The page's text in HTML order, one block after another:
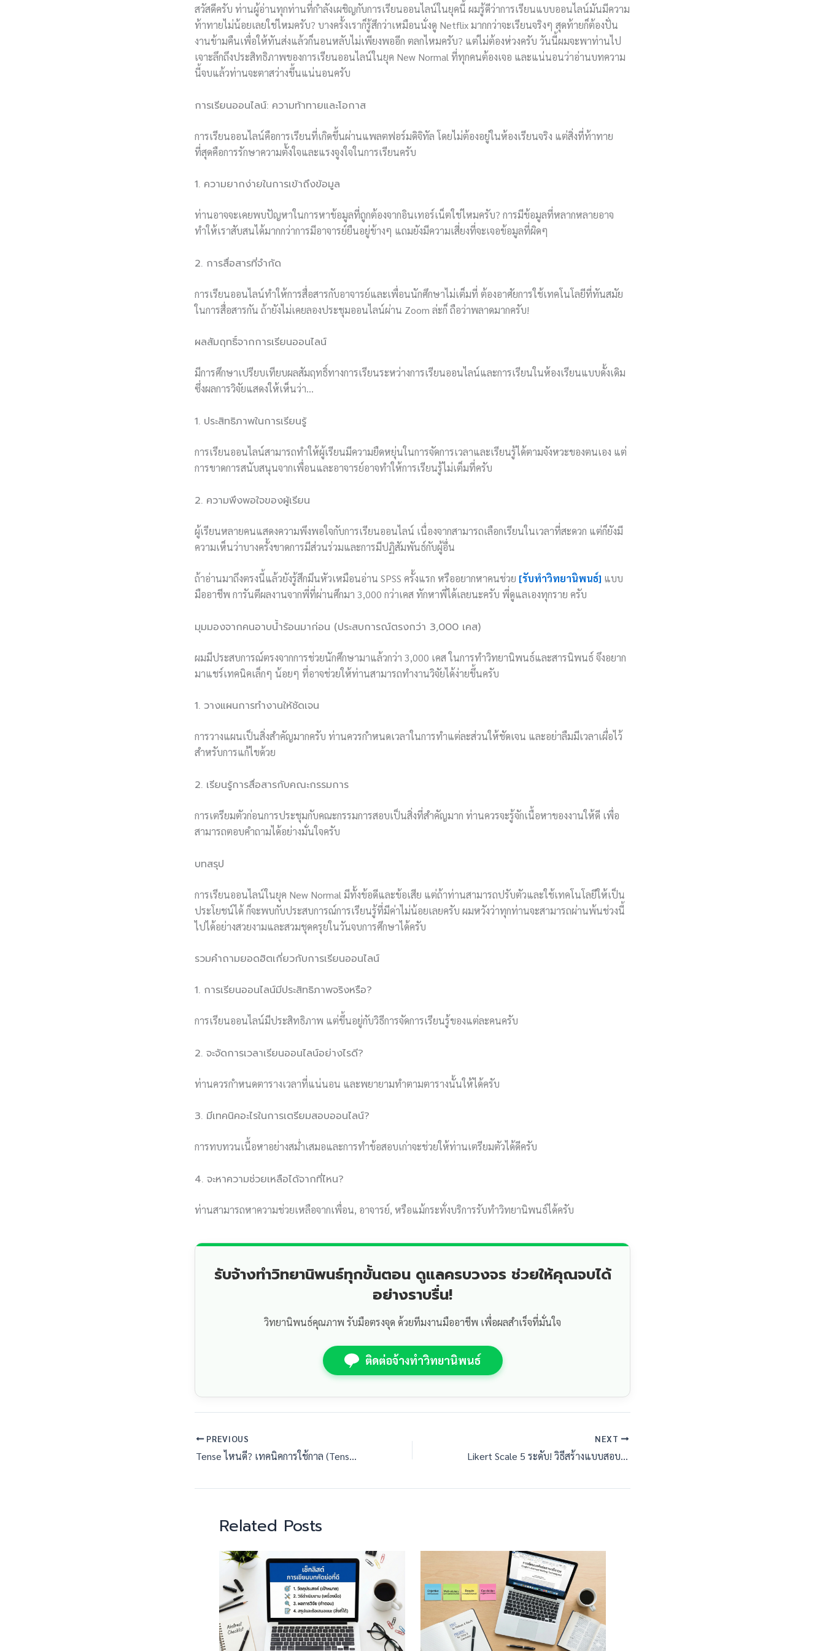
สวัสดีครับ ท่านผู้อ่านทุกท่านที่กำลังเผชิญกับการเรียนออนไลน์ในยุคนี้ ผมรู้ดีว่าการเรียนแบบออนไลน์มันมีความ
ท้าทายไม่น้อยเลยใช่ไหมครับ? บางครั้งเราก็รู้สึกว่าเหมือนนั่งดู Netflix มากกว่าจะเรียนจริงๆ สุดท้ายก็ต้องปั่น
งานข้ามคืนเพื่อให้ทันส่งแล้วก็นอนหลับไม่เพียงพออีก ตลกไหมครับ? แต่ไม่ต้องห่วงครับ วันนี้ผมจะพาท่านไป
เจาะลึกถึงประสิทธิภาพของการเรียนออนไลน์ในยุค New Normal ที่ทุกคนต้องเจอ และแน่นอนว่าอ่านบทความ
นี้จบแล้วท่านจะตาสว่างขึ้นแน่นอนครับ
การเรียนออนไลน์: ความท้าทายและโอกาส
การเรียนออนไลน์คือการเรียนที่เกิดขึ้นผ่านแพลตฟอร์มดิจิทัล โดยไม่ต้องอยู่ในห้องเรียนจริง แต่สิ่งที่ท้าทาย
ที่สุดคือการรักษาความตั้งใจและแรงจูงใจในการเรียนครับ
1. ความยากง่ายในการเข้าถึงข้อมูล
ท่านอาจจะเคยพบปัญหาในการหาข้อมูลที่ถูกต้องจากอินเทอร์เน็ตใช่ไหมครับ? การมีข้อมูลที่หลากหลายอาจ
ทำให้เราสับสนได้มากกว่าการมีอาจารย์ยืนอยู่ข้างๆ แถมยังมีความเสี่ยงที่จะเจอข้อมูลที่ผิดๆ
2. การสื่อสารที่จำกัด
การเรียนออนไลน์ทำให้การสื่อสารกับอาจารย์และเพื่อนนักศึกษาไม่เต็มที่ ต้องอาศัยการใช้เทคโนโลยีที่ทันสมัย
ในการสื่อสารกัน ถ้ายังไม่เคยลองประชุมออนไลน์ผ่าน Zoom ล่ะก็ ถือว่าพลาดมากครับ!
ผลสัมฤทธิ์จากการเรียนออนไลน์
มีการศึกษาเปรียบเทียบผลสัมฤทธิ์ทางการเรียนระหว่างการเรียนออนไลน์และการเรียนในห้องเรียนแบบดั้งเดิม
ซึ่งผลการวิจัยแสดงให้เห็นว่า…
1. ประสิทธิภาพในการเรียนรู้
การเรียนออนไลน์สามารถทำให้ผู้เรียนมีความยืดหยุ่นในการจัดการเวลาและเรียนรู้ได้ตามจังหวะของตนเอง แต่
การขาดการสนับสนุนจากเพื่อนและอาจารย์อาจทำให้การเรียนรู้ไม่เต็มที่ครับ
2. ความพึงพอใจของผู้เรียน
ผู้เรียนหลายคนแสดงความพึงพอใจกับการเรียนออนไลน์ เนื่องจากสามารถเลือกเรียนในเวลาที่สะดวก แต่ก็ยังมี
ความเห็นว่าบางครั้งขาดการมีส่วนร่วมและการมีปฏิสัมพันธ์กับผู้อื่น
ถ้าอ่านมาถึงตรงนี้แล้วยังรู้สึกมึนหัวเหมือนอ่าน SPSS ครั้งแรก หรืออยากหาคนช่วย [รับทำวิทยานิพนธ์] แบบ
มืออาชีพ การันตีผลงานจากพี่ที่ผ่านศึกมา 3,000 กว่าเคส ทักหาพี่ได้เลยนะครับ พี่ดูแลเองทุกราย ครับ
มุมมองจากคนอาบน้ำร้อนมาก่อน (ประสบการณ์ตรงกว่า 3,000 เคส)
ผมมีประสบการณ์ตรงจากการช่วยนักศึกษามาแล้วกว่า 3,000 เคส ในการทำวิทยานิพนธ์และสารนิพนธ์ จึงอยาก
มาแชร์เทคนิคเล็กๆ น้อยๆ ที่อาจช่วยให้ท่านสามารถทำงานวิจัยได้ง่ายขึ้นครับ
1. วางแผนการทำงานให้ชัดเจน
การวางแผนเป็นสิ่งสำคัญมากครับ ท่านควรกำหนดเวลาในการทำแต่ละส่วนให้ชัดเจน และอย่าลืมมีเวลาเผื่อไว้
สำหรับการแก้ไขด้วย
2. เรียนรู้การสื่อสารกับคณะกรรมการ
การเตรียมตัวก่อนการประชุมกับคณะกรรมการสอบเป็นสิ่งที่สำคัญมาก ท่านควรจะรู้จักเนื้อหาของงานให้ดี เพื่อ
สามารถตอบคำถามได้อย่างมั่นใจครับ
บทสรุป
การเรียนออนไลน์ในยุค New Normal มีทั้งข้อดีและข้อเสีย แต่ถ้าท่านสามารถปรับตัวและใช้เทคโนโลยีให้เป็น
ประโยชน์ได้ ก็จะพบกับประสบการณ์การเรียนรู้ที่มีค่าไม่น้อยเลยครับ ผมหวังว่าทุกท่านจะสามารถผ่านพ้นช่วงนี้
ไปได้อย่างสวยงามและสวมชุดครุยในวันจบการศึกษาได้ครับ
รวมคำถามยอดฮิตเกี่ยวกับการเรียนออนไลน์
1. การเรียนออนไลน์มีประสิทธิภาพจริงหรือ?
การเรียนออนไลน์มีประสิทธิภาพ แต่ขึ้นอยู่กับวิธีการจัดการเรียนรู้ของแต่ละคนครับ
2. จะจัดการเวลาเรียนออนไลน์อย่างไรดี?
ท่านควรกำหนดตารางเวลาที่แน่นอน และพยายามทำตามตารางนั้นให้ได้ครับ
3. มีเทคนิคอะไรในการเตรียมสอบออนไลน์?
การทบทวนเนื้อหาอย่างสม่ำเสมอและการทำข้อสอบเก่าจะช่วยให้ท่านเตรียมตัวได้ดีครับ
4. จะหาความช่วยเหลือได้จากที่ไหน?
ท่านสามารถหาความช่วยเหลือจากเพื่อน, อาจารย์, หรือแม้กระทั่งบริการรับทำวิทยานิพนธ์ได้ครับ
รับจ้างทำวิทยานิพนธ์ทุกขั้นตอน ดูแลครบวงจร ช่วยให้คุณจบได้
อย่างราบรื่น!
วิทยานิพนธ์คุณภาพ รับมือตรงจุด ด้วยทีมงานมืออาชีพ เพื่อผลสำเร็จที่มั่นใจ
ติดต่อจ้างทำวิทยานิพนธ์
PREVIOUS
Tense ไหนดี? เทคนิคการใช้กาล (Tenses) ในการเขียน Abstract ภาษาอังกฤษให้เป๊ะ
NEXT
Likert Scale 5 ระดับ! วิธีสร้างแบบสอบถามวัดความพึงพอใจที่ถูกต้องตามหลักสถิติ
Related Posts